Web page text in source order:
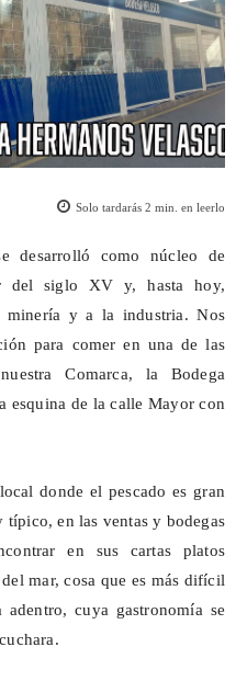
Solo tardarás 2 min. en leerlo
desarrolló como núcleo de
del siglo XV y, hasta hoy,
minería y a la industria. Nos
para comer en una de las
Comarca, la Bodega
esquina de la calle Mayor con
donde el pescado es gran
típico, en las ventas y bodegas
en sus cartas platos
mar, cosa que es más difícil
cuya gastronomía se